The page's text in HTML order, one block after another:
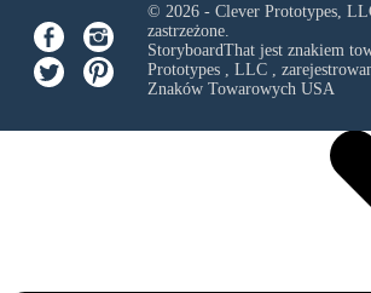
© 2026 - Clever Prototypes,
zastrzeżone.
StoryboardThat jest znakiem
Prototypes , LLC,
Znaków Towarowych USA